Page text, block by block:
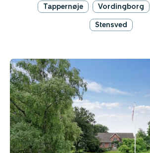
Tappernøje Vordingborg
Stensved
Landejendom:
Lunden
1,
Everdrup,
4733
Tappernøje